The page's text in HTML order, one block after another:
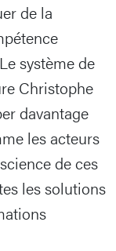
de la
système de
Christophe
davantage
les acteurs
de ces
les solutions